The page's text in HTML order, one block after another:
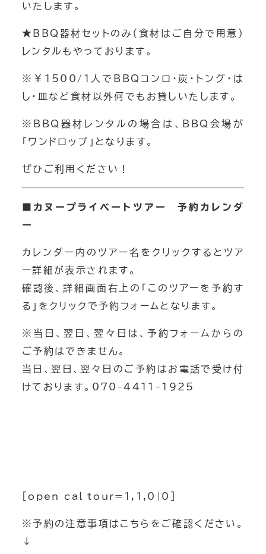
ONLINE Store
いたします。
★BBQ器材セットのみ（食材はご自分で用意）
レンタルもやっております。
※￥1500/1人でBBQコンロ・炭・トング・は
し・皿など食材以外何でもお貸しいたします。
※BBQ器材レンタルの場合は、BBQ会場が
「ワンドロップ」となります。
ぜひご利用ください！
■カヌープライベートツアー予約カレンダ
ー
カレンダー内のツアー名をクリックするとツア
ー詳細が表示されます。
確認後、詳細画面右上の「このツアーを予約す
る」をクリックで予約フォームとなります。
※当日、翌日、翌々日は、予約フォームからの
ご予約はできません。
当日、翌日、翌々日のご予約はお電話で受け付
けております。070-4411-1925
[open_cal tour=1,1,0|0]
※予約の注意事項はこちらをご確認ください。
↓